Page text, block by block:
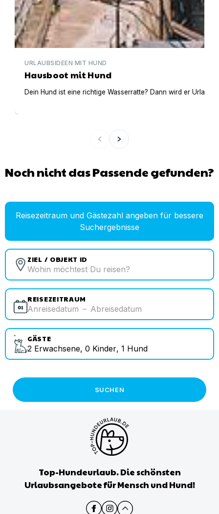
URLAUBSIDEEN MIT HUND
Hausboot mit Hund
Dein Hund ist eine richtige Wasserratte? Dann wird er
Noch nicht das Passende gefunden?
Reisezeitraum und Gästezahl angeben für bessere
Suchergebnisse
ZIEL / OBJEKT ID
REISEZEITRAUM
Anreisedatum – Abreisedatum
GÄSTE
2 Erwachsene, 0 Kinder, 1 Hund
SUCHEN
Top-Hundeurlaub. Die schönsten
Urlaubsangebote für Mensch und Hund!